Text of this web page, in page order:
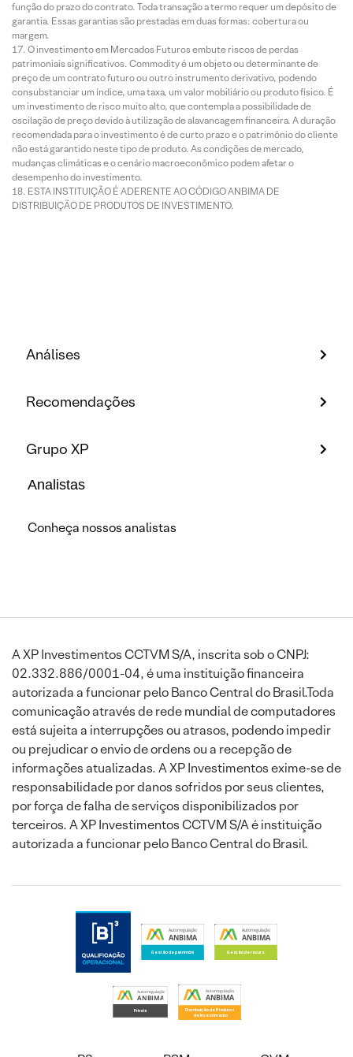
função do prazo do contrato. Toda transação a termo requer um depósito de
garantia. Essas garantias são prestadas em duas formas: cobertura ou
margem.
O investimento em Mercados Futuros embute riscos de perdas
patrimoniais significativos. Commodity é um objeto ou determinante de
preço de um contrato futuro ou outro instrumento derivativo, podendo
consubstanciar um índice, uma taxa, um valor mobiliário ou produto físico. É
um investimento de risco muito alto, que contempla a possibilidade de
oscilação de preço devido à utilização de alavancagem financeira. A duração
recomendada para o investimento é de curto prazo e o patrimônio do cliente
não está garantido neste tipo de produto. As condições de mercado,
mudanças climáticas e o cenário macroeconômico podem afetar o
desempenho do investimento.
ESTA INSTITUIÇÃO É ADERENTE AO CÓDIGO ANBIMA DE
DISTRIBUIÇÃO DE PRODUTOS DE INVESTIMENTO.
Análises
Recomendações
Grupo XP
Analistas
Conheça nossos analistas
A XP Investimentos CCTVM S/A, inscrita sob o CNPJ:
02.332.886/0001-04, é uma instituição financeira
autorizada a funcionar pelo Banco Central do Brasil.Toda
comunicação através de rede mundial de computadores
está sujeita a interrupções ou atrasos, podendo impedir
ou prejudicar o envio de ordens ou a recepção de
informações atualizadas. A XP Investimentos exime-se de
responsabilidade por danos sofridos por seus clientes,
por força de falha de serviços disponibilizados por
terceiros. A XP Investimentos CCTVM S/A é instituição
autorizada a funcionar pelo Banco Central do Brasil.